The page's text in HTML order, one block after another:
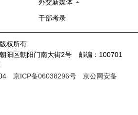
外交新媒体
干部考录
权所有
阳区朝阳门南大街2号 邮编：100701
京ICP备06038296号
京公网安备